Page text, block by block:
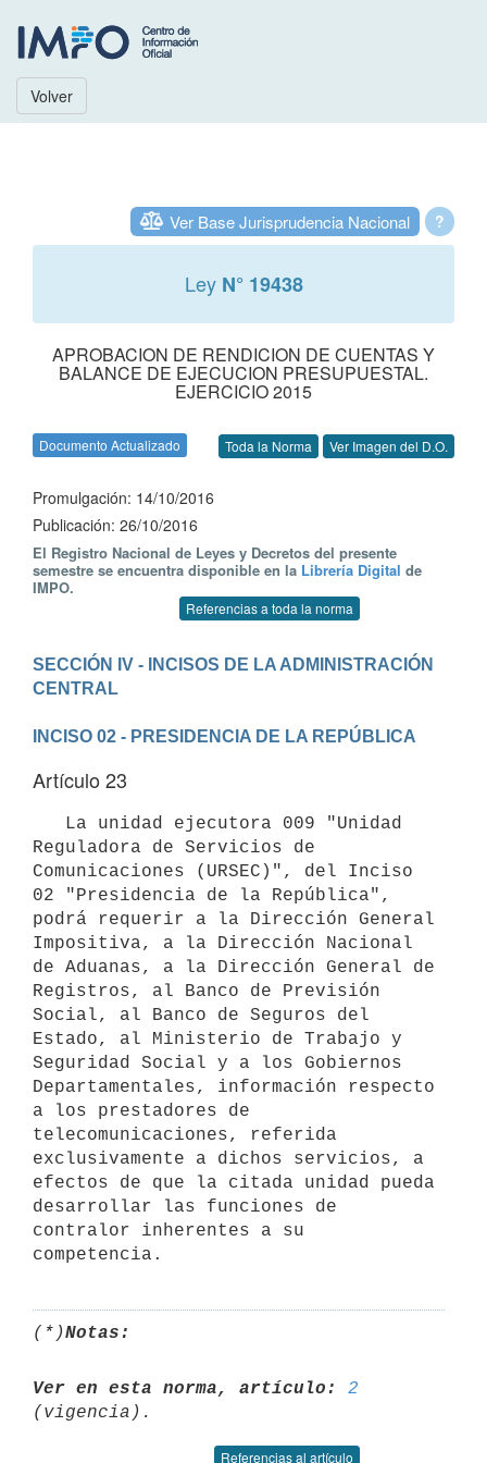
Volver
?
Ver Base Jurisprudencia Nacional
Ley N° 19438
APROBACION DE RENDICION DE CUENTAS Y
BALANCE DE EJECUCION PRESUPUESTAL.
EJERCICIO 2015
Documento Actualizado Toda la Norma Ver Imagen del D.O.
Promulgación: 14/10/2016
Publicación: 26/10/2016
El Registro Nacional de Leyes y Decretos del presente
semestre se encuentra disponible en la Librería Digital de
IMPO.
Referencias a toda la norma
SECCIÓN IV - INCISOS DE LA ADMINISTRACIÓN
INCISO 02 - PRESIDENCIA DE LA REPÚBLICA
Artículo 23
Reguladora de Servicios de
Comunicaciones (URSEC)", del Inciso
02 "Presidencia de la República",
podrá requerir a la Dirección General
Impositiva, a la Dirección Nacional
de Aduanas, a la Dirección General de
Registros, al Banco de Previsión
Social, al Banco de Seguros del
Estado, al Ministerio de Trabajo y
Seguridad Social y a los Gobiernos
Departamentales, información respecto
a los prestadores de
telecomunicaciones, referida
exclusivamente a dichos servicios, a
efectos de que la citada unidad pueda
desarrollar las funciones de
contralor inherentes a su
competencia.
(*)Notas:
Ver en esta norma, artículo:
2
Referencias al artículo